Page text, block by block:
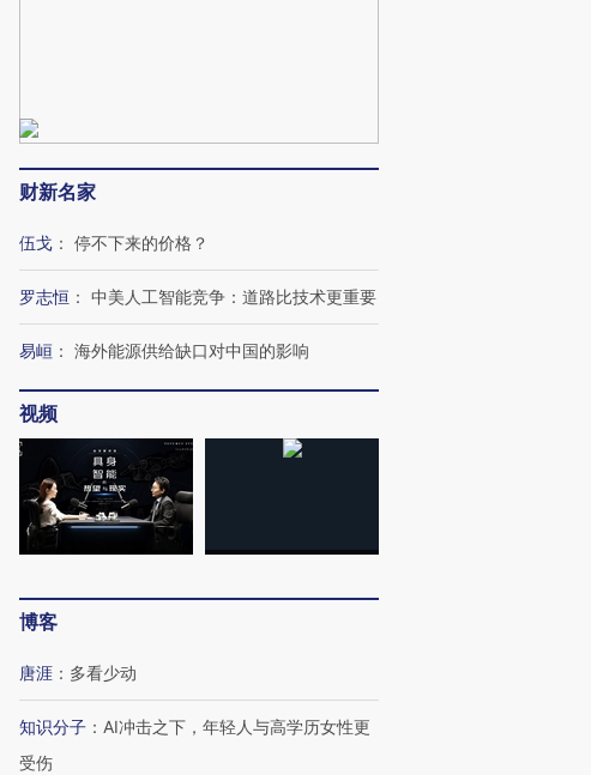
财新名家
伍戈 ： 停不下来的价格？
罗志恒 ： 中美人工智能竞争：道路比技术更重要
易峘 ： 海外能源供给缺口对中国的影响
视频
博客
唐涯 ： 多看少动
知识分子 ： AI冲击之下，年轻人与高学历女性更
受伤